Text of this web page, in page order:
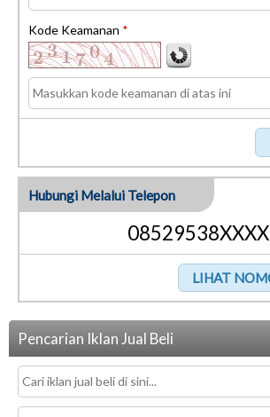
Kode Keamanan *
Hubungi Melalui Telepon
08529538XXXX
Pencarian Iklan Jual Beli